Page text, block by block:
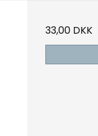
33,00 DKK